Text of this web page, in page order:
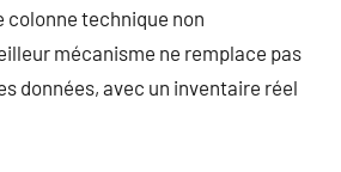
colonne technique non
mécanisme ne remplace pas
données, avec un inventaire réel